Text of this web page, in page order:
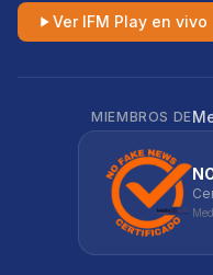
Ver IFM Play en vivo
MIEMBROS DE